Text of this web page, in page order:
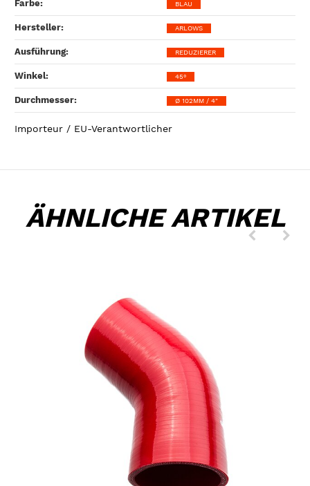
Farbe‍: BLAU
Hersteller‍: ARLOWS
Ausführung‍: REDUZIERER
Winkel‍: 45°
Durchmesser‍: Ø 102MM / 4"
Importeur / EU-Verantwortlicher
ÄHNLICHE ARTIKEL